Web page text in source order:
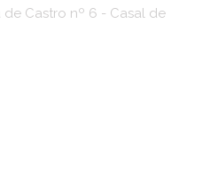
de Castro nº 6 - Casal de